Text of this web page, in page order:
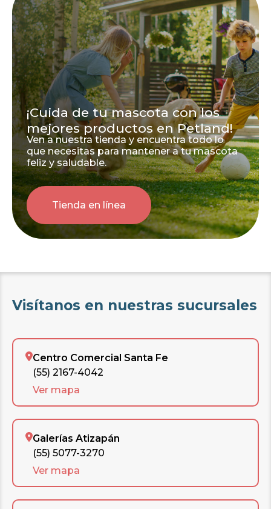
¡Cuida de tu mascota con los
mejores productos en Petland!
Ven a nuestra tienda y encuentra todo lo
que necesitas para mantener a tu mascota
feliz y saludable.
Tienda en línea
Visítanos en nuestras sucursales
Centro Comercial Santa Fe
(55) 2167-4042
Ver mapa
Galerías Atizapán
(55) 5077-3270
Ver mapa